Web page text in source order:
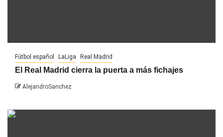
Fútbol español LaLiga Real Madrid
El Real Madrid cierra la puerta a más fichajes
AlejandroSanchez